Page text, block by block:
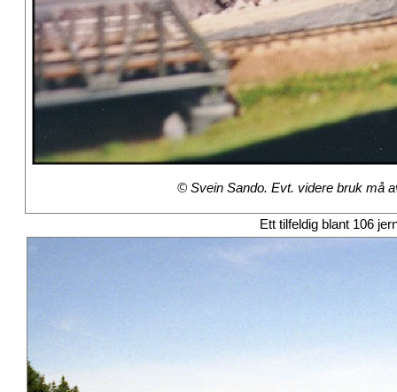
© Svein Sando. Evt. videre bruk må
Ett tilfeldig blant 106